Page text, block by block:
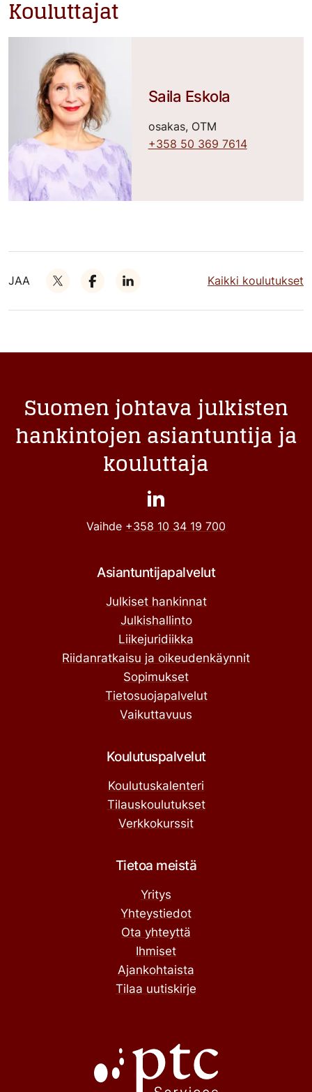
Kouluttajat
Saila Eskola
osakas, OTM
+358 50 369 7614
JAA Kaikki koulutukset
Suomen johtava julkisten
hankintojen asiantuntija ja
kouluttaja
Vaihde +358 10 34 19 700
Asiantuntijapalvelut
Julkiset hankinnat
Julkishallinto
Liikejuridiikka
Riidanratkaisu ja oikeudenkäynnit
Sopimukset
Tietosuojapalvelut
Vaikuttavuus
Koulutuspalvelut
Koulutuskalenteri
Tilauskoulutukset
Verkkokurssit
Tietoa meistä
Yritys
Yhteystiedot
Ota yhteyttä
Ihmiset
Ajankohtaista
Tilaa uutiskirje